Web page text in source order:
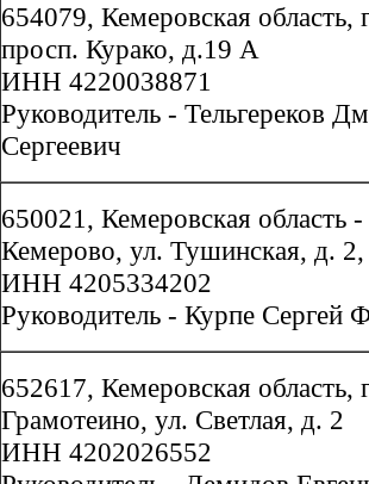
654079, Кемеровская область,
просп. Курако, д.19 А
ИНН 4220038871
Руководитель - Тельгереков
Сергеевич
650021, Кемеровская область -
Кемерово, ул. Тушинская, д. 2,
ИНН 4205334202
Руководитель - Курпе Сергей
652617, Кемеровская область,
Грамотеино, ул. Светлая, д. 2
ИНН 4202026552